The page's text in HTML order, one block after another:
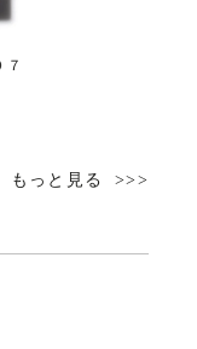
もっと見る